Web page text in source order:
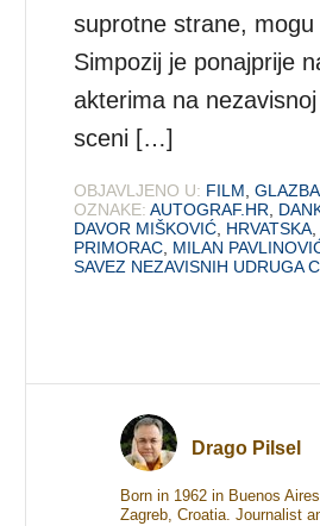
suprotne strane,
Simpozij je ponajprije
akterima na
sceni […]
OBJAVLJENO U: FILM ,GLAZBA
OZNAKE: AUTOGRAF.HR
DAVOR MIŠKOVIĆ HRVATSKA
PRIMORAC MILAN
SAVEZ NEZAVISNIH UDRUGA
Drago Pilsel
Born in 1962 in Buenos
Zagreb, Croatia. Journalist